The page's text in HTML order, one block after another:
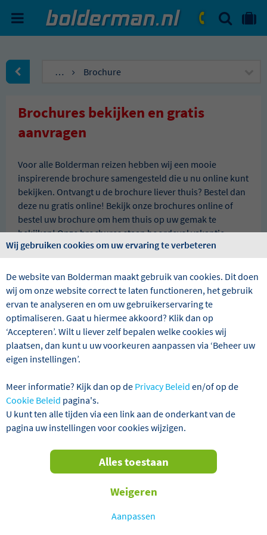
ma. - vr.: 09:00 - 17:30
ZOEKEN
naar Homepagina … Brochure
Brochures bekijken en gratis
aanvragen
Voor alle Bolderman reizen hebben wij een mooie
inspirerende brochure samengesteld die u nu online kunt
bekijken. Ontvangt u de brochure liever thuis? Bestel dan
deze nu gratis online! Bekijk onze brochures online of
bestel uw brochure om hem thuis op uw gemak te
bekijken! Onze brochures staan boordevol vakantie-
ideeën naar de mooiste plekken. U heeft de keuze uit
compleet goed verzorgde busreizenen boeiende rond- of
excursiereizen. Alvast veel plezier met het uitzoeken van
uw vakantie!
Vlieg-busreizen 2027
Ja, ik wil de brochure jaarlijks
Jaarbrochure 2026
Online bekijken
Ja, ik wil de brochure jaarlijks
ontvangen.
Wij gebruiken cookies om uw ervaring te verbeteren
De website van Bolderman maakt gebruik van cookies. Dit doen
wij om onze website correct te laten functioneren, het gebruik
ervan te analyseren en om uw gebruikerservaring te
optimaliseren. Gaat u hiermee akkoord? Klik dan op
‘Accepteren’. Wilt u liever zelf bepalen welke cookies wij
plaatsen, dan kunt u uw voorkeuren aanpassen via ‘Beheer uw
eigen instellingen’.
Meer informatie? Kijk dan op de Privacy Beleid en/of op de
Cookie Beleid pagina's.
U kunt ten alle tijden via een link aan de onderkant van de
pagina uw instellingen voor cookies wijzigen.
Aanpassen
Weigeren
Alles toestaan